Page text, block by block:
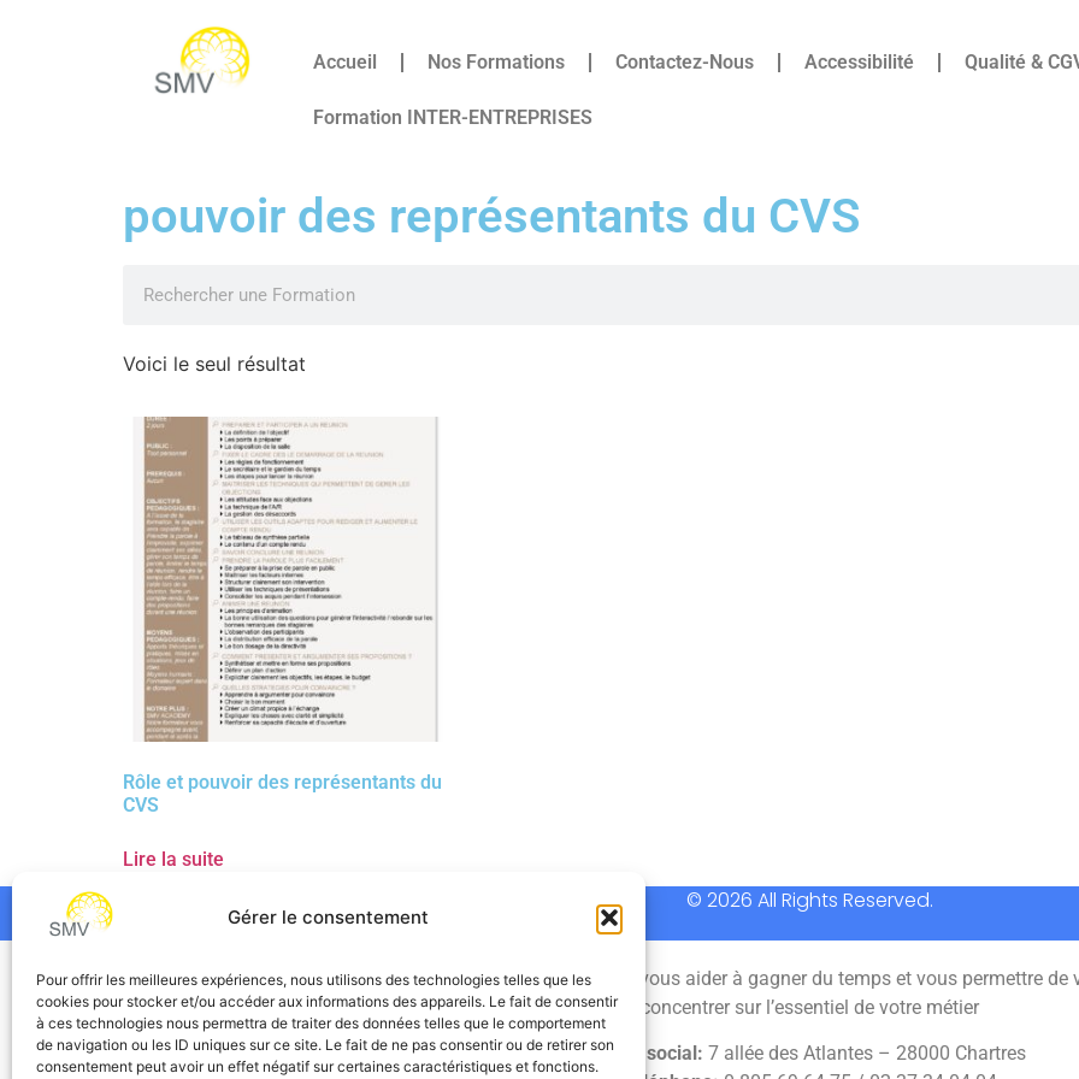
Gérer le consentement
Pour offrir les meilleures expériences, nous utilisons des technologies telles que les
cookies pour stocker et/ou accéder aux informations des appareils. Le fait de consentir
à ces technologies nous permettra de traiter des données telles que le comportement
de navigation ou les ID uniques sur ce site. Le fait de ne pas consentir ou de retirer son
consentement peut avoir un effet négatif sur certaines caractéristiques et fonctions.
Accueil Nos Formations Contactez-Nous Accessibilité Qualité &
Formation INTER-ENTREPRISES
pouvoir des représentants du CVS
Voici le seul résultat
Rôle et pouvoir des représentants du
CVS
Lire la suite
© 2026 All Rights Reserved.
SMV permet de vous aider à gagner du temps et vous permettre de
concentrer sur l’essentiel de votre métier
Siège social: 7 allée des Atlantes – 28000 Chartres